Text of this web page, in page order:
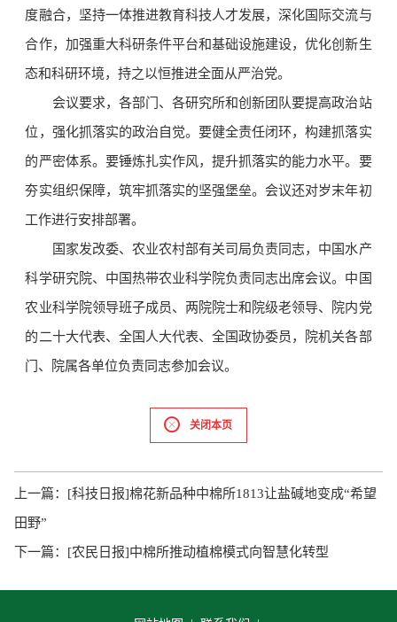
度融合，坚持一体推进教育科技人才发展，深化国际交流与
合作，加强重大科研条件平台和基础设施建设，优化创新生
态和科研环境，持之以恒推进全面从严治党。
会议要求，各部门、各研究所和创新团队要提高政治站
位，强化抓落实的政治自觉。要健全责任闭环，构建抓落实
的严密体系。要锤炼扎实作风，提升抓落实的能力水平。要
夯实组织保障，筑牢抓落实的坚强堡垒。会议还对岁末年初
工作进行安排部署。
国家发改委、农业农村部有关司局负责同志，中国水产
科学研究院、中国热带农业科学院负责同志出席会议。中国
农业科学院领导班子成员、两院院士和院级老领导、院内党
的二十大代表、全国人大代表、全国政协委员，院机关各部
门、院属各单位负责同志参加会议。
关闭本页
上一篇： [科技日报]棉花新品种中棉所1813让盐碱地变成“希望
田野”
下一篇： [农民日报]中棉所推动植棉模式向智慧化转型